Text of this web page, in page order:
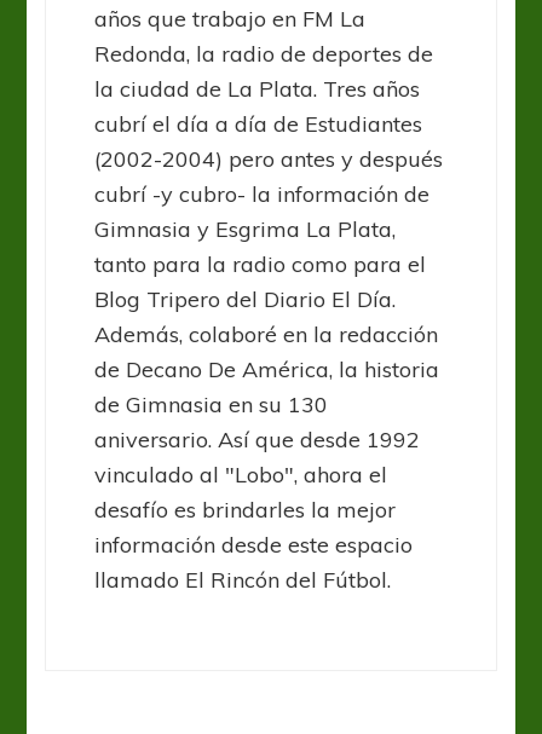
años que trabajo en FM La
Redonda, la radio de deportes de
la ciudad de La Plata. Tres años
cubrí el día a día de Estudiantes
(2002-2004) pero antes y después
cubrí -y cubro- la información de
Gimnasia y Esgrima La Plata,
tanto para la radio como para el
Blog Tripero del Diario El Día.
Además, colaboré en la redacción
de Decano De América, la historia
de Gimnasia en su 130
aniversario. Así que desde 1992
vinculado al "Lobo", ahora el
desafío es brindarles la mejor
información desde este espacio
llamado El Rincón del Fútbol.